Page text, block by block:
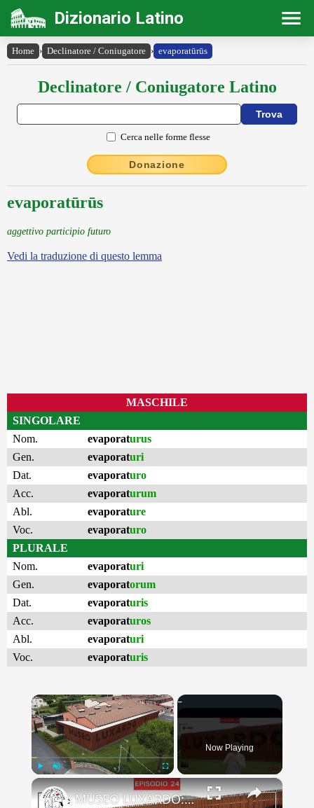
Dizionario Latino
Home › Declinatore / Coniugatore › evaporatūrūs
Declinatore / Coniugatore Latino
Cerca nelle forme flesse
Donazione
evaporatūrūs
aggettivo participio futuro
Vedi la traduzione di questo lemma
MASCHILE
SINGOLARE
Nom.
evaporaturus
Gen.
evaporaturi
Dat.
evaporaturo
Acc.
evaporaturum
Abl.
evaporature
Voc.
evaporaturo
PLURALE
Nom.
evaporaturi
Gen.
evaporatorum
Dat.
evaporaturis
Acc.
evaporaturos
Abl.
evaporaturi
Voc.
evaporaturis
×
Fullscreen
Now Playing
×
MUSEO LUXARDO: Un Viaggio nel Tempo e nel Gusto